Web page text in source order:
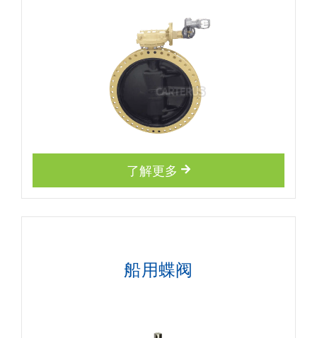
了解更多
船用蝶阀